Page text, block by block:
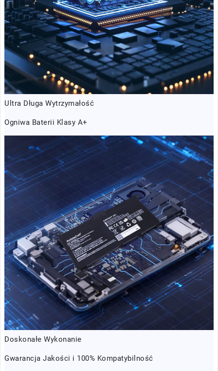
Ultra Długa Wytrzymałość
Ogniwa Baterii Klasy A+
Doskonałe Wykonanie
Gwarancja Jakości i 100% Kompatybilność